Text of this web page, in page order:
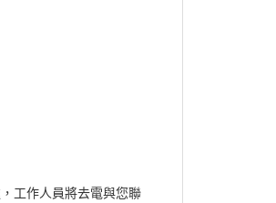
工作人員將去電與您聯